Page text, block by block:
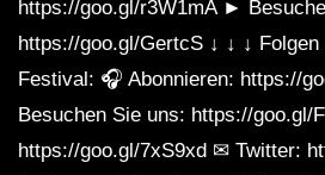
https://goo.gl/r3W1mA ►
https://goo.gl/GertcS ↓ ↓ ↓
Festival: 🎧 Abonnieren: https://
Besuchen Sie uns: https://goo.gl/
https://goo.gl/7xS9xd ✉ Twitter: